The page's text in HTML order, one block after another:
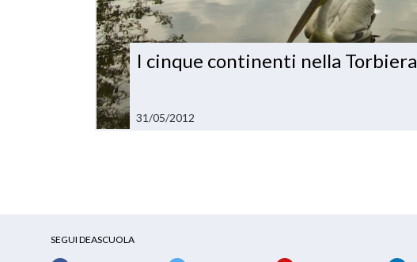
I cinque continenti nella Torbiera
31/05/2012
SEGUI DEASCUOLA